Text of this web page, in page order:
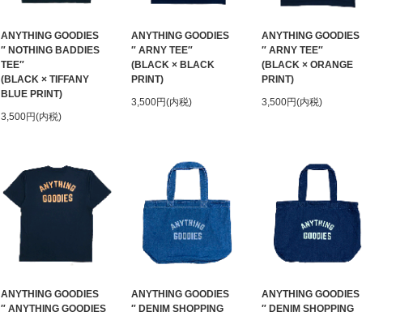
ANYTHING GOODIES
″ NOTHING BADDIES
TEE″
(BLACK × TIFFANY
BLUE PRINT)
3,500円(内税)
ANYTHING GOODIES
″ ARNY TEE″
(BLACK × BLACK
PRINT)
3,500円(内税)
ANYTHING GOODIES
″ ARNY TEE″
(BLACK × ORANGE
PRINT)
3,500円(内税)
ANYTHING GOODIES
″ ANYTHING GOODIES
ANYTHING GOODIES
″ DENIM SHOPPING
ANYTHING GOODIES
″ DENIM SHOPPING